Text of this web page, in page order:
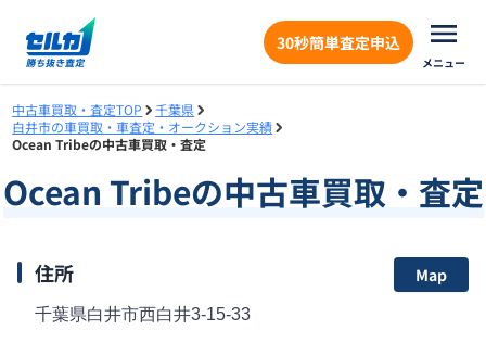
30秒簡単査定申込
メニュー
中古車買取・査定TOP
千葉県
白井市の車買取・車査定・オークション実績
Ocean Tribeの中古車買取・査定
Ocean Tribeの中古車買取・査定
住所
千葉県白井市西白井3-15-33
Map